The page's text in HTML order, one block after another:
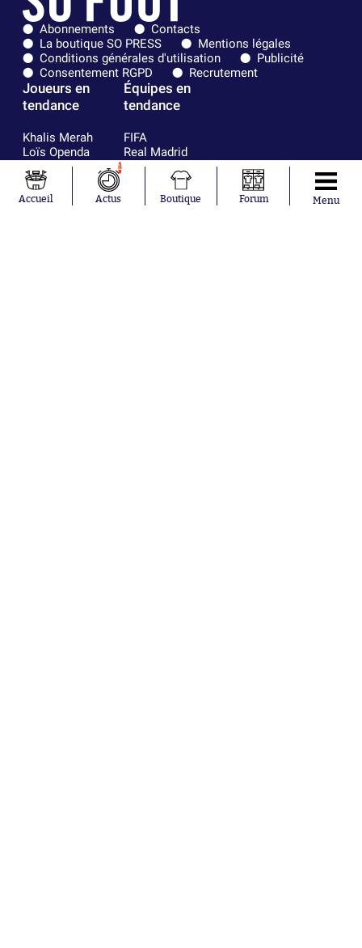
Abonnements
Contacts
La boutique SO PRESS
Mentions légales
Conditions générales d'utilisation
Publicité
Consentement RGPD
Recrutement
Joueurs en
tendance
Khalis Merah
Loïs Openda
Moussa
Niakhaté
Nicolás
Tagliafico
Équipes en
tendance
FIFA
Real Madrid
Bordeaux
Chelsea
Paris Saint-
Accueil
1
Actus Boutique Forum Menu